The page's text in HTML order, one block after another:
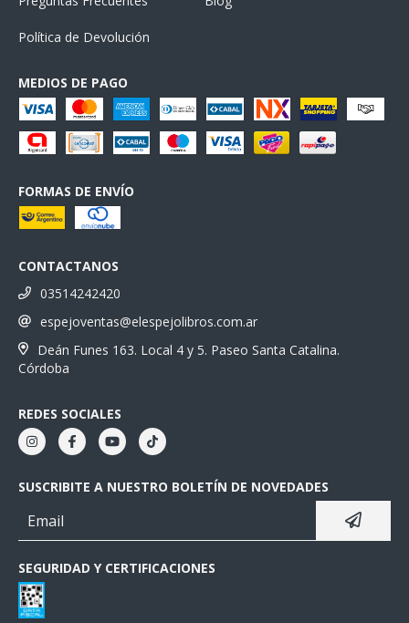
Política de Devolución
MEDIOS DE PAGO
FORMAS DE ENVÍO
CONTACTANOS
03514242420
espejoventas@elespejolibros.com.ar
Deán Funes 163. Local 4 y 5. Paseo Santa Catalina.
Córdoba
REDES SOCIALES
SUSCRIBITE A NUESTRO BOLETÍN DE NOVEDADES
SEGURIDAD Y CERTIFICACIONES